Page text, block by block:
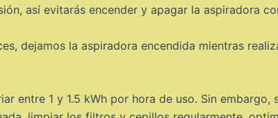
así evitarás encender y apagar la aspiradora
dejamos la aspiradora encendida mientras
entre 1 y 1.5 kWh por hora de uso. Sin embargo,